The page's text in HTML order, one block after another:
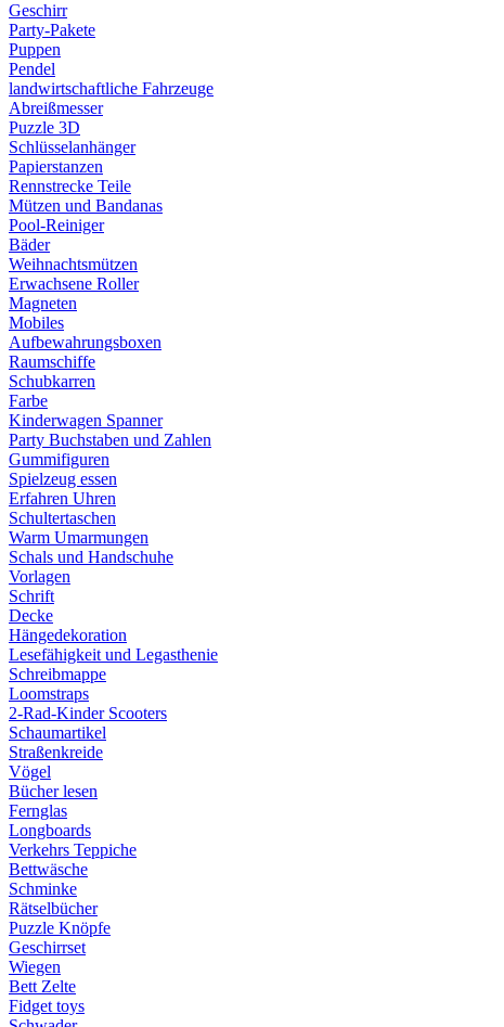
Geschirr
Party-Pakete
Puppen
Pendel
landwirtschaftliche Fahrzeuge
Abreißmesser
Puzzle 3D
Schlüsselanhänger
Papierstanzen
Rennstrecke Teile
Mützen und Bandanas
Pool-Reiniger
Bäder
Weihnachtsmützen
Erwachsene Roller
Magneten
Mobiles
Aufbewahrungsboxen
Raumschiffe
Schubkarren
Farbe
Kinderwagen Spanner
Party Buchstaben und Zahlen
Gummifiguren
Spielzeug essen
Erfahren Uhren
Schultertaschen
Warm Umarmungen
Schals und Handschuhe
Vorlagen
Schrift
Decke
Hängedekoration
Lesefähigkeit und Legasthenie
Schreibmappe
Loomstraps
2-Rad-Kinder Scooters
Schaumartikel
Straßenkreide
Vögel
Bücher lesen
Fernglas
Longboards
Verkehrs Teppiche
Bettwäsche
Schminke
Rätselbücher
Puzzle Knöpfe
Geschirrset
Wiegen
Bett Zelte
Fidget toys